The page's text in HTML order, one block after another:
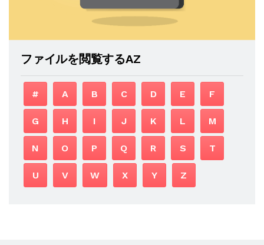
ファイルを閲覧するAZ
# A B C D E F
G H I J K L M
N O P Q R S T
U V W X Y Z